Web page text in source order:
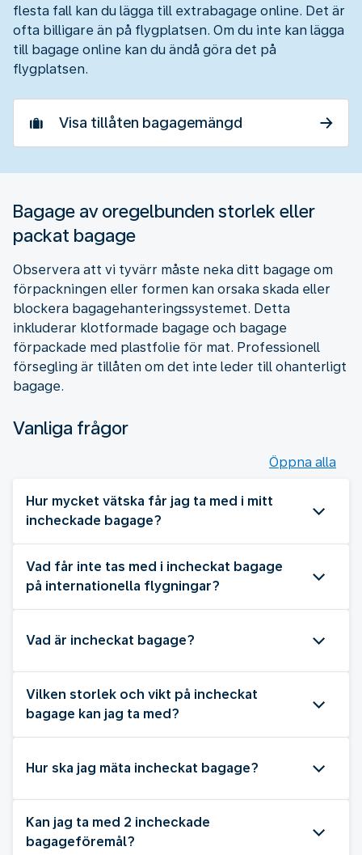
flesta fall kan du lägga till extrabagage online. Det är
ofta billigare än på flygplatsen. Om du inte kan lägga
till bagage online kan du ändå göra det på
flygplatsen.
Visa tillåten bagagemängd
Bagage av oregelbunden storlek eller
packat bagage
Observera att vi tyvärr måste neka ditt bagage om
förpackningen eller formen kan orsaka skada eller
blockera bagagehanteringssystemet. Detta
inkluderar klotformade bagage och bagage
förpackade med plastfolie för mat. Professionell
försegling är tillåten om det inte leder till ohanterligt
bagage.
Vanliga frågor
Öppna alla
Hur mycket vätska får jag ta med i mitt
incheckade bagage?
Vad får inte tas med i incheckat bagage
på internationella flygningar?
Vad är incheckat bagage?
Vilken storlek och vikt på incheckat
bagage kan jag ta med?
Hur ska jag mäta incheckat bagage?
Kan jag ta med 2 incheckade
bagageföremål?